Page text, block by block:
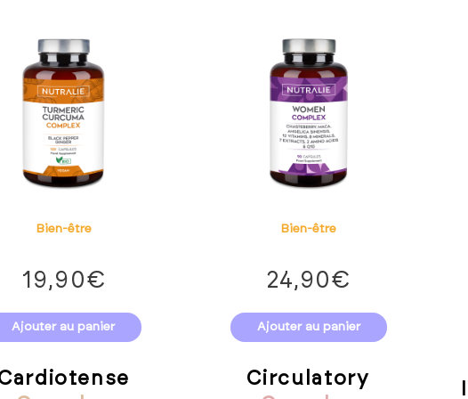
Bien-être
19,90€
Ajouter au panier
Bien-être
24,90€
Ajouter au panier
Circulatory